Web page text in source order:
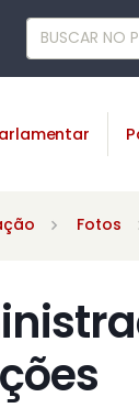
Fotos